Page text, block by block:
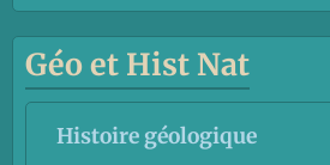
Géo et Hist Nat
Histoire géologique